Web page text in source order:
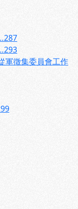
軍徵集委員會工作